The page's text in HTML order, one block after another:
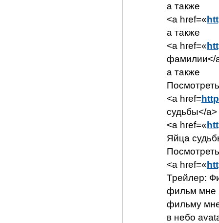
а также
<a href=«
а также
<a href=«
фамилии</
а также
<a href=
судьбы</a>
<a href=«
Яйца
<a href=«
Трейлер:
фильм мне
фильму
в небо